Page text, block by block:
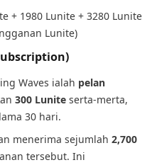
+ 1980 Lunite + 3280 Lunite
Lunite)
Waves ialah pelan
300 Lunite serta-merta,
30 hari.
menerima sejumlah 2,700
tersebut. Ini